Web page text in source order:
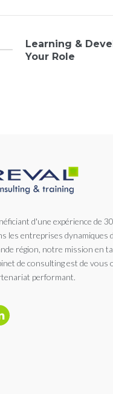
Learning &
Your Role
d'une expérience de
les entreprises dynamiques
région, notre mission en
de consulting est de vous
performant.